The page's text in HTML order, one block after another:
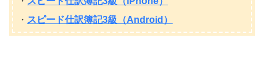
・ スピード仕訳簿記3級（Android）